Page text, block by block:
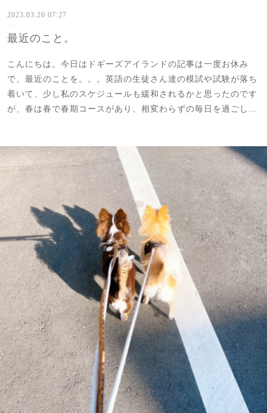
2023.03.20 07:27
最近のこと。
こんにちは。今日はドギーズアイランドの記事は一度お休み
で、最近のことを。。。英語の生徒さん達の模試や試験が落ち
着いて、少し私のスケジュールも緩和されるかと思ったのです
が、春は春で春期コースがあり、相変わらずの毎日を過ごし…